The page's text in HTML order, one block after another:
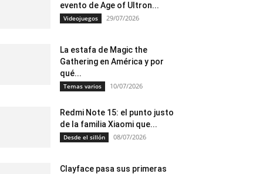
evento de Age of Ultron...
Videojuegos 29/07/2026
La estafa de Magic the
Gathering en América y por
qué...
Temas varios 10/07/2026
Redmi Note 15: el punto justo
de la familia Xiaomi que...
Desde el sillón 08/07/2026
Clayface pasa sus primeras